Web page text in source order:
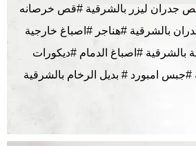
جدران ليزر بالشرقية #قص خرصانه
بالشرقية #هناجر #اصباغ خارجية
بالشرقية #اصباغ الدمام #ديكورات
امبورد # بديل الرخام بالشرقية